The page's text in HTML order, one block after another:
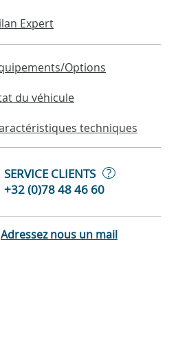
Expert
Options
du véhicule
techniques
SERVICE CLIENTS
?
+32 (0)78 48 46 60
Adressez nous un mail